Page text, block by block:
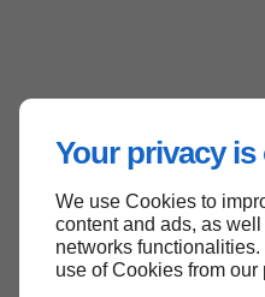
Your privacy
We use Cookies to
content and ads, as
networks
use of Cookies from our